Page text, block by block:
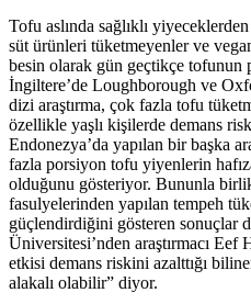
Tofu aslında sağlıklı
süt ürünleri tüketmeyenler ve
besin olarak gün geçtikçe tofunun
İngiltere’de Loughborough ve
dizi araştırma, çok fazla tofu
özellikle yaşlı kişilerde demans
Endonezya’da yapılan bir başka
fazla porsiyon tofu yiyenlerin
olduğunu gösteriyor. Bununla
fasulyelerinden yapılan tempeh
güçlendirdiğini gösteren sonuçlar
Üniversitesi’nden araştırmacı Eef
etkisi demans riskini azalttığı
alakalı olabilir” diyor.